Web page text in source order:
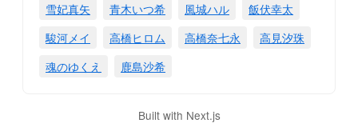
雪妃真矢
青木いつ希 風城ハル
飯伏幸太
駿河メイ
高橋ヒロム 高橋奈七永
高見汐珠
魂のゆくえ
鹿島沙希
Built with Next.js